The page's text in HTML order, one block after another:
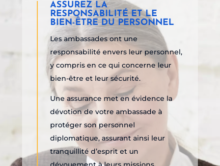
ASSUREZ LA
RESPONSABILITÉ ET LE
BIEN-ÊTRE DU PERSONNEL
Les ambassades ont une
responsabilité envers leur personnel,
y compris en ce qui concerne leur
bien-être et leur sécurité.
Une assurance met en évidence la
dévotion de votre ambassade à
protéger son personnel
diplomatique, assurant ainsi leur
tranquillité d’esprit et un